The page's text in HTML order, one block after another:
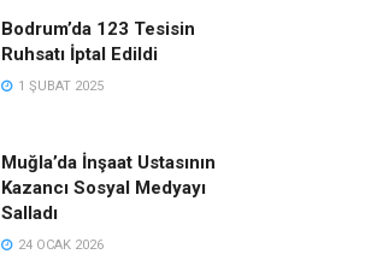
Bodrum’da 123 Tesisin
Ruhsatı İptal Edildi
1 ŞUBAT 2025
Muğla’da İnşaat Ustasının
Kazancı Sosyal Medyayı
Salladı
24 OCAK 2026